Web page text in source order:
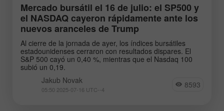
Mercado bursátil el 16 de julio: el SP500 y
el NASDAQ cayeron rápidamente ante los
nuevos aranceles de Trump
Al cierre de la jornada de ayer, los índices bursátiles
estadounidenses cerraron con resultados dispares. El
S&P 500 cayó un 0,40 %, mientras que el Nasdaq 100
subió un 0,19.
Jakub Novak
05:50 2025-07-16 UTC--4 8593